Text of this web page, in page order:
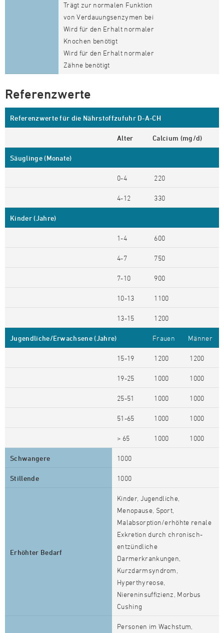
Trägt zur normalen Funktion
von Verdauungsenzymen bei
Wird für den Erhalt normaler
Knochen benötigt
Wird für den Erhalt normaler
Zähne benötigt
Referenzwerte
Referenzwerte für die Nährstoffzufuhr D-A-CH
Alter Calcium (mg/d)
Säuglinge (Monate)
0-4 220
4-12 330
Kinder (Jahre)
1-4 600
4-7 750
7-10 900
10-13 1100
13-15 1200
Jugendliche/Erwachsene (Jahre) Frauen Männer
15-19 1200 1200
19-25 1000 1000
25-51 1000 1000
51-65 1000 1000
> 65 1000 1000
Schwangere 1000
Stillende 1000
Erhöhter Bedarf
Kinder, Jugendliche,
Menopause, Sport,
Malabsorption/erhöhte renale
Exkretion durch chronisch-
entzündliche
Darmerkrankungen,
Kurzdarmsyndrom,
Hyperthyreose,
Niereninsuffizienz, Morbus
Cushing
Personen im Wachstum,